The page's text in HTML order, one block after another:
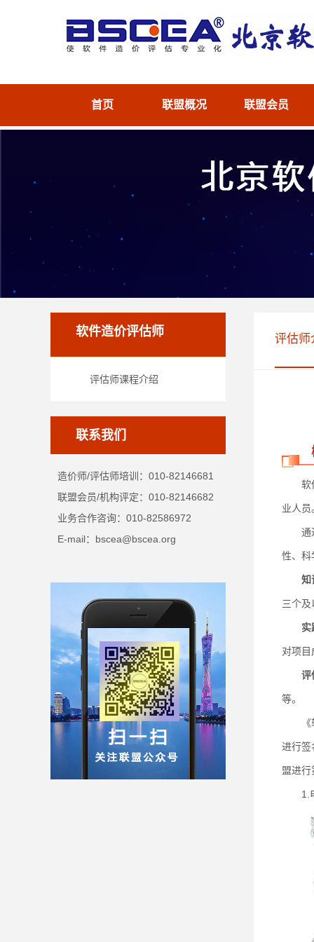
首页 联盟概况 联盟会员
软件造价评估师
评估师课程介绍
联系我们
造价师/评估师培训：010-82146681
联盟会员/机构评定：010-82146682
业务合作咨询：010-82586972
E-mail：bscea@bscea.org
评估师
软件
业人员
通过
性、科
知
三个
实
对项
评
等。
《软
进行签
盟进
1.电